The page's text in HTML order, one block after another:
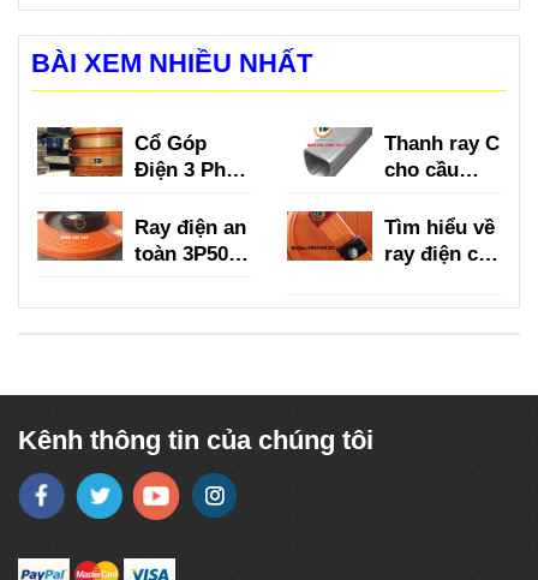
BÀI XEM NHIỀU NHẤT
Cổ Góp
Điện 3 Pha
Thanh ray C
cho cầu
Ray điện an
toàn 3P50A,
3P100A,
3P150A
Tìm hiểu về
ray điện cầu
150A
Kênh thông tin của chúng tôi